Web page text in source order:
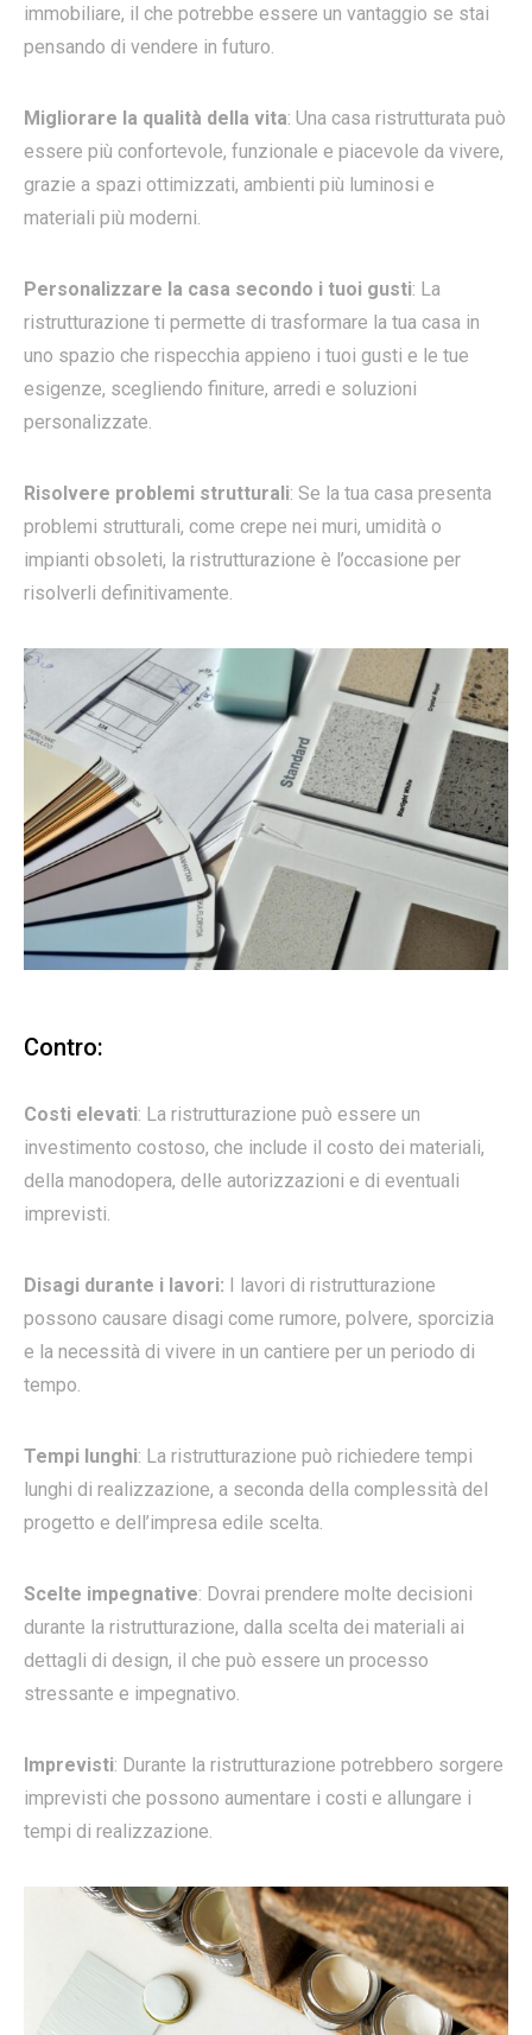
immobiliare, il che potrebbe essere un vantaggio se stai
pensando di vendere in futuro.
Migliorare la qualità della vita: Una casa ristrutturata può
essere più confortevole, funzionale e piacevole da vivere,
grazie a spazi ottimizzati, ambienti più luminosi e
materiali più moderni.
Personalizzare la casa secondo i tuoi gusti: La
ristrutturazione ti permette di trasformare la tua casa in
uno spazio che rispecchia appieno i tuoi gusti e le tue
esigenze, scegliendo finiture, arredi e soluzioni
personalizzate.
Risolvere problemi strutturali: Se la tua casa presenta
problemi strutturali, come crepe nei muri, umidità o
impianti obsoleti, la ristrutturazione è l’occasione per
risolverli definitivamente.
Contro:
Costi elevati: La ristrutturazione può essere un
investimento costoso, che include il costo dei materiali,
della manodopera, delle autorizzazioni e di eventuali
imprevisti.
Disagi durante i lavori: I lavori di ristrutturazione
possono causare disagi come rumore, polvere, sporcizia
e la necessità di vivere in un cantiere per un periodo di
tempo.
Tempi lunghi: La ristrutturazione può richiedere tempi
lunghi di realizzazione, a seconda della complessità del
progetto e dell’impresa edile scelta.
Scelte impegnative: Dovrai prendere molte decisioni
durante la ristrutturazione, dalla scelta dei materiali ai
dettagli di design, il che può essere un processo
stressante e impegnativo.
Imprevisti: Durante la ristrutturazione potrebbero sorgere
imprevisti che possono aumentare i costi e allungare i
tempi di realizzazione.